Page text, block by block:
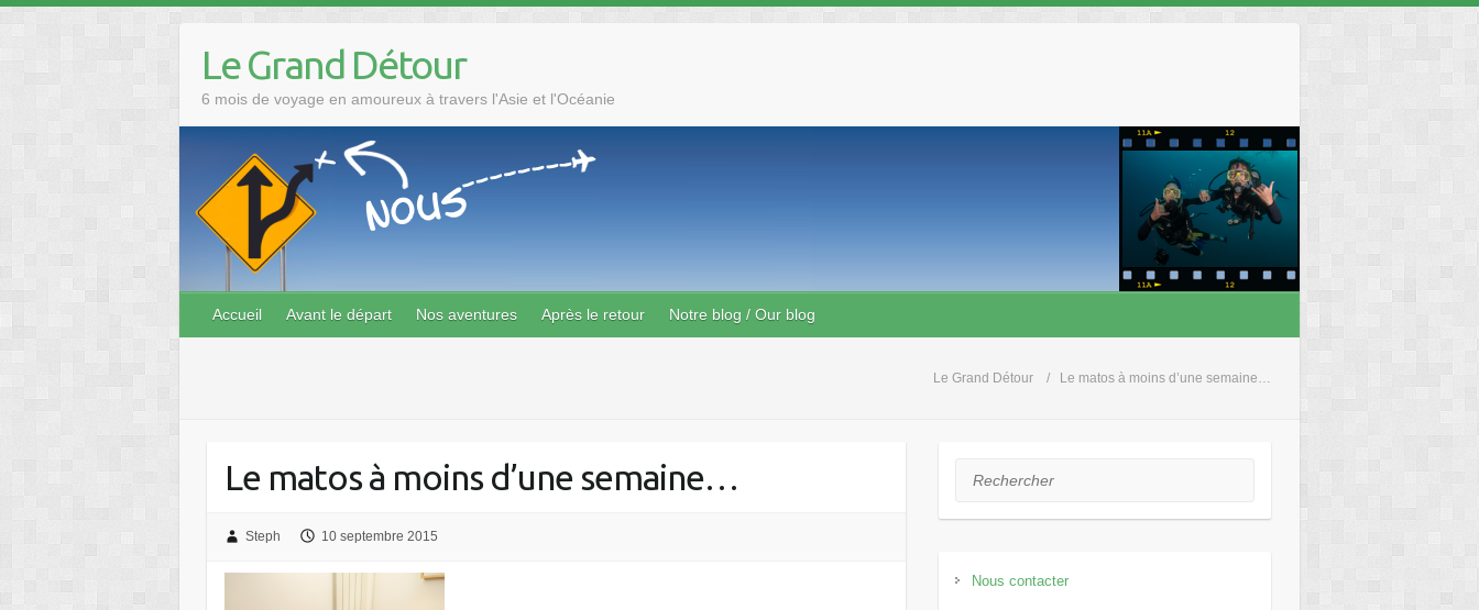
content
Le Grand Détour
6 mois de voyage en amoureux à travers l'Asie et l'Océanie
Accueil Avant le départ Nos aventures Après le retour Notre blog / Our blog
Le Grand Détour Le matos à moins d’une semaine…
Le matos à moins d’une semaine…
Steph 10 septembre 2015
Rechercher
Nous contacter